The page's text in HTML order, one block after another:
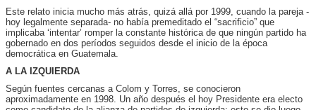
Este relato inicia mucho más atrás, quizá allá por 1999, cuando la pareja -
hoy legalmente separada- no había premeditado el “sacrificio” que
implicaba ‘intentar’ romper la constante histórica de que ningún partido ha
gobernado en dos períodos seguidos desde el inicio de la época
democrática en Guatemala.
A LA IZQUIERDA
Según fuentes cercanas a Colom y Torres, se conocieron
aproximadamente en 1998. Un año después el hoy Presidente era electo